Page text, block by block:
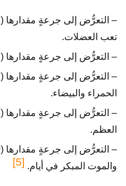
تعب العضلات.
– التعرُّض إلى جرعةٍ مقدارها (2) Sv يؤدي إلى تساقط الشعر.
الحمراء والبيضاء.
العظم.
والموت المبكر في أيام. [5]